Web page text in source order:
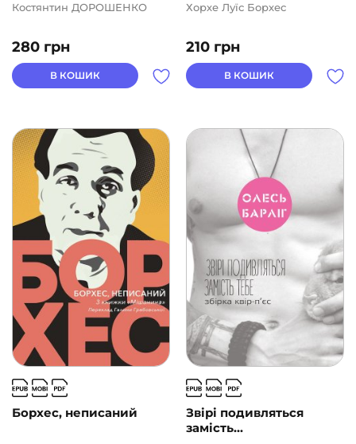
280 грн
Костянтин ДОРОШЕНКО
В КОШИК
210 грн
Хорхе Луїс Борхес
В КОШИК
Борхес, неписаний
Звірі подивляться
замість...